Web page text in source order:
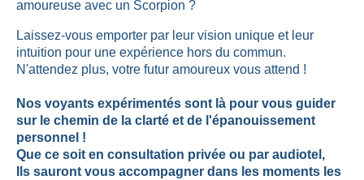
amoureuse avec un Scorpion ?
Laissez-vous emporter par leur vision unique et leur
intuition pour une expérience hors du commun.
N'attendez plus, votre futur amoureux vous attend !
Nos voyants expérimentés sont là pour vous guider
sur le chemin de la clarté et de l'épanouissement
personnel !
Que ce soit en consultation privée ou par audiotel,
Ils sauront vous accompagner dans les moments les